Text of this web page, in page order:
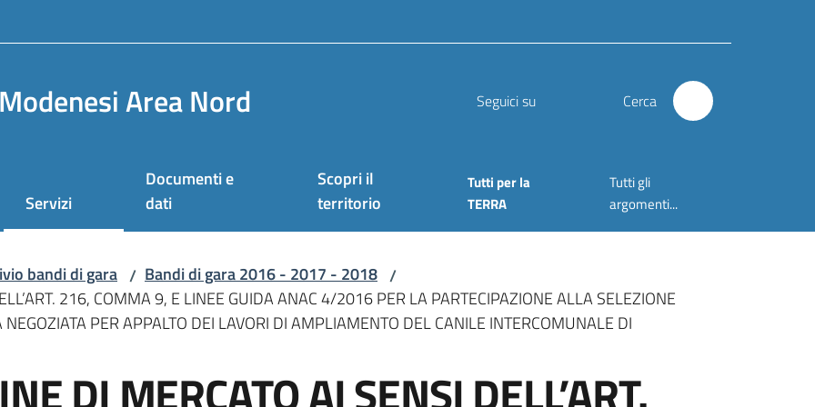
Area Nord Seguici su Cerca
Servizi
Documenti e
dati
Scopri il
territorio
Tutti per la
TERRA
Tutti gli
argomenti...
bandi di gara / Bandi di gara 2016 - 2017 - 2018 /
216, COMMA 9, E LINEE GUIDA ANAC 4/2016 PER LA PARTECIPAZIONE ALLA SELEZIONE
PER APPALTO DEI LAVORI DI AMPLIAMENTO DEL CANILE INTERCOMUNALE DI